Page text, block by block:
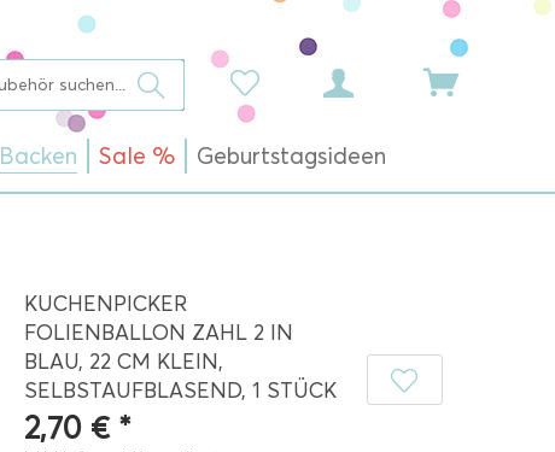
Backen Sale % Geburtstagsideen
KUCHENPICKER
FOLIENBALLON ZAHL 2 IN
BLAU, 22 CM KLEIN,
SELBSTAUFBLASEND, 1 STÜCK
2,70 € *